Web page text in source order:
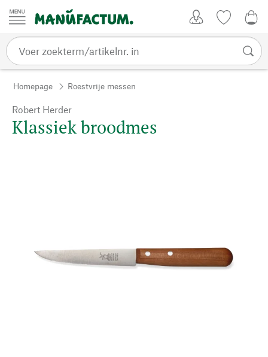
Passer au contenu
Homepage Roestvrije messen
Robert Herder
Klassiek broodmes